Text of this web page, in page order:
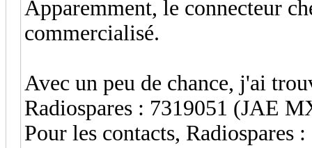
Apparemment, le connecteur
commercialisé.
Avec un peu de chance, j'ai
Radiospares : 7319051 (JAE
Pour les contacts,